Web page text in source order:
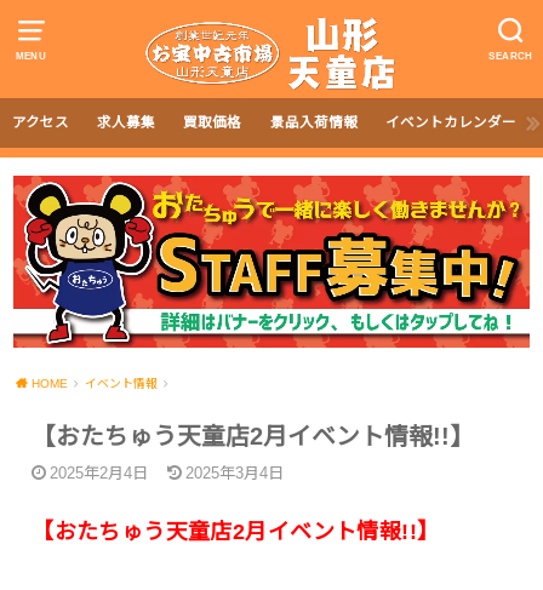
MENU SEARCH
アクセス 求人募集 買取価格 景品入荷情報 イベントカレンダー
HOME イベント情報
【おたちゅう天童店2月イベント情報!!】
2025年2月4日 2025年3月4日
【おたちゅう天童店2月イベント情報!!】